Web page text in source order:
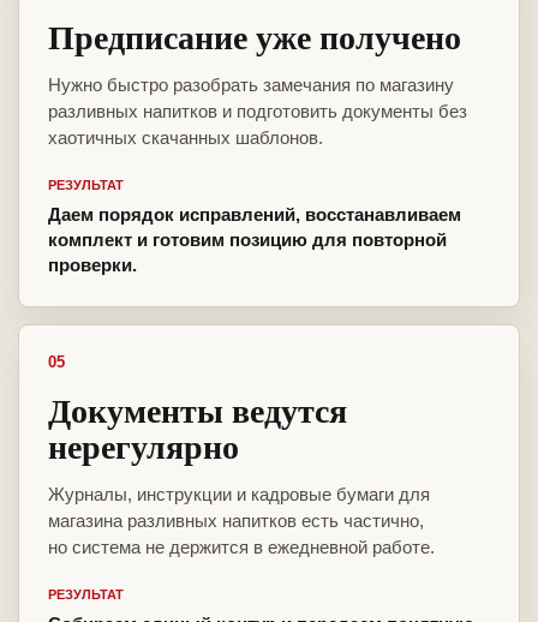
Предписание уже получено
Нужно быстро разобрать замечания по магазину
разливных напитков и подготовить документы без
хаотичных скачанных шаблонов.
РЕЗУЛЬТАТ
Даем порядок исправлений, восстанавливаем
комплект и готовим позицию для повторной
проверки.
05
Документы ведутся
нерегулярно
Журналы, инструкции и кадровые бумаги для
магазина разливных напитков есть частично,
но система не держится в ежедневной работе.
РЕЗУЛЬТАТ